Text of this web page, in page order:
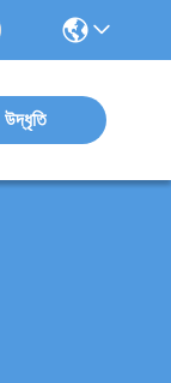
উদ্ধৃতি